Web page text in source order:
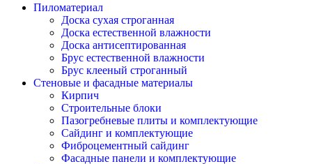
Пиломатериал
Доска сухая строганная
Доска естественной влажности
Доска антисептированная
Брус естественной влажности
Брус клееный строганный
Стеновые и фасадные материалы
Кирпич
Строительные блоки
Пазогребневые плиты и комплектующие
Сайдинг и комплектующие
Фиброцементный сайдинг
Фасадные панели и комплектующие